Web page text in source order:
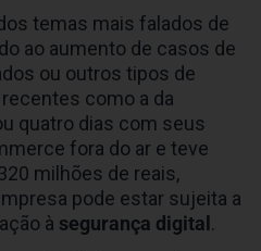
temas mais falados de
ao aumento de casos de
ou outros tipos de
como a da
quatro dias com seus
fora do ar e teve
milhões de reais,
pode estar sujeita a
à segurança digital.